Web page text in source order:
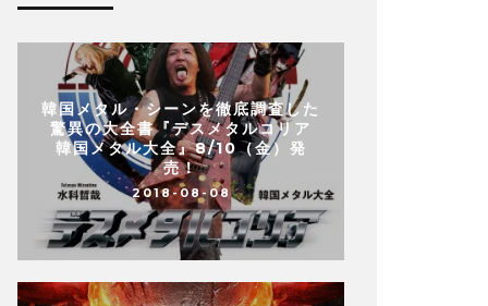
韓国メタル・シーンを徹底調査した
驚異の大全書『デスメタルコリア
韓国メタル大全』8/10（金）発
売！
2018-08-08